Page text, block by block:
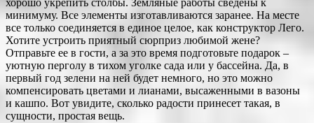
хорошо укрепить столбы. Земляные работы сведены к
минимуму. Все элементы изготавливаются заранее. На месте
все только соединяется в единое целое, как конструктор Лего.
Хотите устроить приятный сюрприз любимой жене?
Отправьте ее в гости, а за это время подготовьте подарок –
уютную перголу в тихом уголке сада или у бассейна. Да, в
первый год зелени на ней будет немного, но это можно
компенсировать цветами и лианами, высаженными в вазоны
и кашпо. Вот увидите, сколько радости принесет такая, в
сущности, простая вещь.